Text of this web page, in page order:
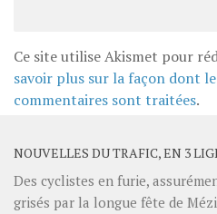
Ce site utilise Akismet pour
savoir plus sur la façon dont
commentaires sont traitées.
NOUVELLES DU TRAFIC, EN 3
Des cyclistes en furie,
grisés par la longue fête de